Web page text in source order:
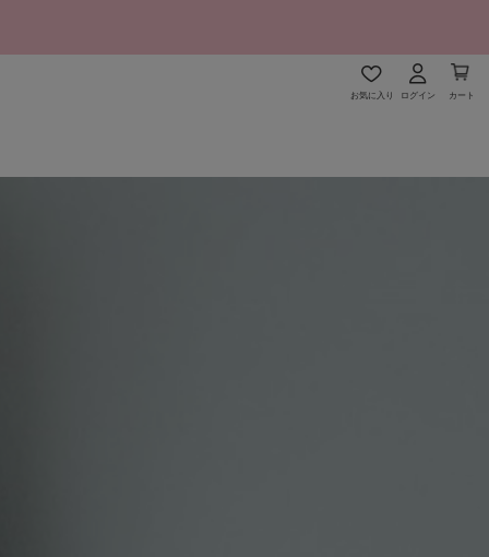
お気に入り ログイン カート